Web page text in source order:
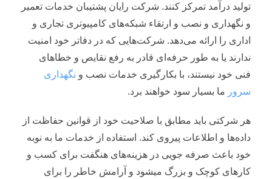
تولید درآمد تمرکز کنند. شرکت رایان پشتیبان خدمات تعمیر
و نگهداری و نصب و ارتقاء شبکه‌های کامپیوتری تجاری و
اداری را ارائه می‌دهد. شرکت‌هایی که در دفاتر خود امنیت
ندارند یا به طور حرفه‌ای قادر به رفع نقایص و خطاهای
فنی خود نیستند، با بکارگیری خدمات نصب و نگهداری
سرور ما بسیار سود خواهند برد.
هر شرکتی باید مطابق با صلاحیت خود از قوانین حفاظت از
داده‌ها و اطلاعات پیروی کند. استفاده از خدمات ما به نوبه
خود باعث صرفه جویی در هزینه‌های هنگفت برای کسب و
کارهای کوچک و بزرگ میشود و آرامش خاطر را برای